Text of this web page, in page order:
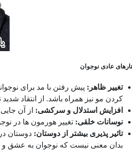
عادی نوجوان
تغییر ظاهر: پیش رفتن با مد برای
کردن مو نیز همراه باشد. از انتقاد
افزایش استدلال و سرکشی: از آن
نوسانات خلقی: تغییر هورمون ها در
تاثیر پذیری بیشتر از دوستان: دوستان
بدان معنی نیست که نوجوان به عشق و